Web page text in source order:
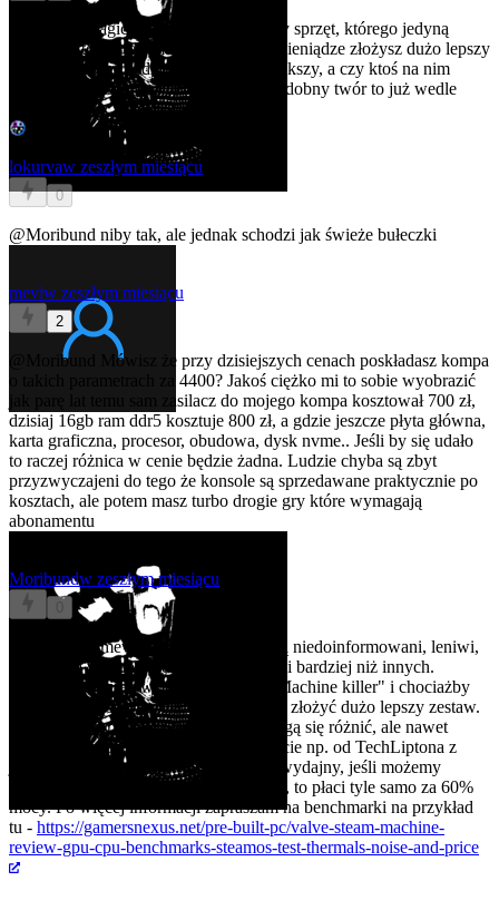
Tragicznie wyceniony i słaby sprzęt, którego jedyną
zaletą jest to, że jest mały? Za te same pieniądze złożysz dużo lepszy
komputer, który będzie nieznacznie większy, a czy ktoś na nim
zainstaluje Windowsa czy SteamOS-podobny twór to już wedle
lokurvaw zeszłym miesiącu
0
@Moribund niby tak, ale jednak schodzi jak świeże bułeczki
meviw zeszłym miesiącu
2
@Moribund
Mówisz że przy dzisiejszych cenach poskładasz kompa
o takich parametrach za 4400? Jakoś ciężko mi to sobie wyobrazić
jak parę lat temu sam zasilacz do mojego kompa kosztował 700 zł,
dzisiaj 16gb ram ddr5 kosztuje 800 zł, a gdzie jeszcze płyta główna,
karta graficzna, procesor, obudowa, dysk nvme.. Jeśli by się udało
to raczej różnica w cenie będzie żadna. Ludzie chyba są zbyt
przyzwyczajeni do tego że konsole są sprzedawane praktycznie po
kosztach, ale potem masz turbo drogie gry które wymagają
abonamentu
Moribundw zeszłym miesiącu
0
@mevi
Schodzi, bo ludzie są niedoinformowani, leniwi,
lub wierzą w ideologię jednej korporacji bardziej niż innych.
Wystarczy wpisać w Youtube "Steam Machine killer" i chociażby
LinusTechTips pokazują, że idzie taniej złożyć dużo lepszy zestaw.
Wiadomo, na polskie warunki ceny mogą się różnić, ale nawet
losowy komputer w tym samym budżecie np. od TechLiptona z
jakimś 5060Ti będzie o wiele bardziej wydajny, jeśli możemy
poświęcić ITX/SSF - jak ktoś nie może, to płaci tyle samo za 60%
mocy. Po więcej informacji zapraszam na benchmarki na przykład
tu - https://gamersnexus.net/pre-built-pc/valve-steam-machine-
review-gpu-cpu-benchmarks-steamos-test-thermals-noise-and-price